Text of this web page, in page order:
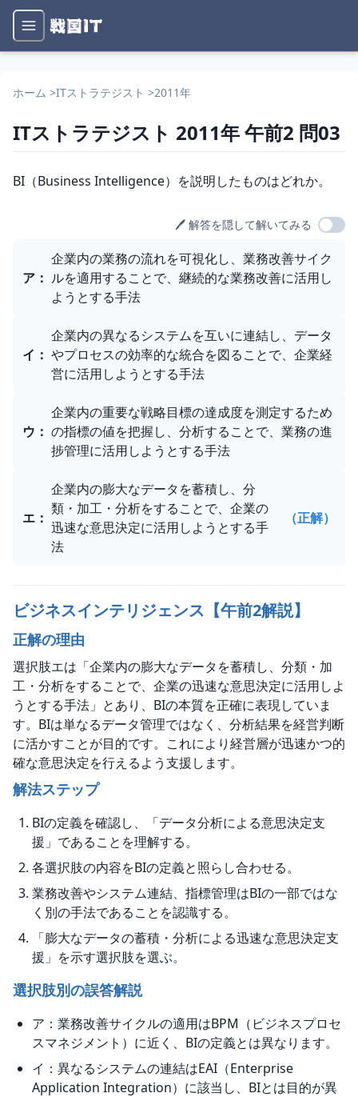
ホーム >ITストラテジスト >2011年
ITストラテジスト 2011年午前2 問03
問題文
BI（Business Intelligence）を説明したものはどれか。
🖊️ 解答を隠して解いてみる
選択肢
ア ：
企業内の業務の流れを可視化し、業務改善サイク
ルを適用することで、継続的な業務改善に活用し
ようとする手法
イ ：
企業内の異なるシステムを互いに連結し、データ
やプロセスの効率的な統合を図ることで、企業経
営に活用しようとする手法
ウ ：
企業内の重要な戦略目標の達成度を測定するため
の指標の値を把握し、分析することで、業務の進
捗管理に活用しようとする手法
エ ：
企業内の膨大なデータを蓄積し、分
類・加工・分析をすることで、企業の
迅速な意思決定に活用しようとする手
法
（正解）
ビジネスインテリジェンス【午前2解説】
正解の理由
選択肢エは「企業内の膨大なデータを蓄積し、分類・加
工・分析をすることで、企業の迅速な意思決定に活用しよ
うとする手法」とあり、BIの本質を正確に表現していま
す。BIは単なるデータ管理ではなく、分析結果を経営判断
に活かすことが目的です。これにより経営層が迅速かつ的
確な意思決定を行えるよう支援します。
解法ステップ
BIの定義を確認し、「データ分析による意思決定支
援」であることを理解する。
各選択肢の内容をBIの定義と照らし合わせる。
業務改善やシステム連結、指標管理はBIの一部ではな
く別の手法であることを認識する。
「膨大なデータの蓄積・分析による迅速な意思決定支
援」を示す選択肢を選ぶ。
選択肢別の誤答解説
ア：業務改善サイクルの適用はBPM（ビジネスプロセ
スマネジメント）に近く、BIの定義とは異なります。
イ：異なるシステムの連結はEAI（Enterprise
Application Integration）に該当し、BIとは目的が異